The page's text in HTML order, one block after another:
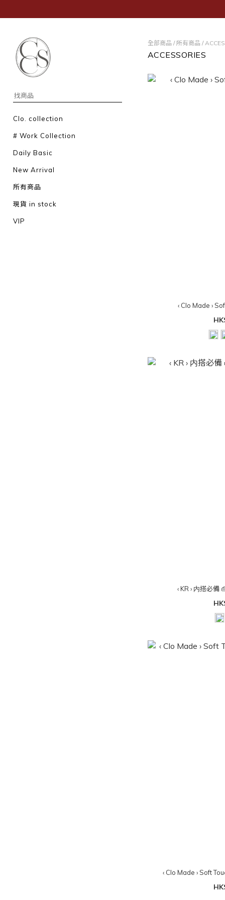
Clo. collection
# Work Collection
Daily Basic
New Arrival
所有商品
現貨 in stock
VIP
全部商品 /所有商品 /
ACCESSORIES
‹ Clo Made ›
‹ KR › 内搭必
‹ Clo Made › Soft